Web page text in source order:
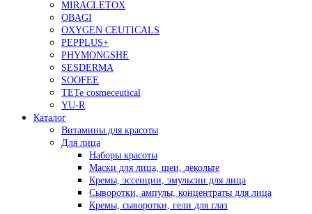
MIRACLETOX
OBAGI
OXYGEN CEUTICALS
PEPPLUS+
PHYMONGSHE
SESDERMA
SOOFEE
TETe cosmeceutical
YU-R
Каталог
Витамины для красоты
Для лица
Наборы красоты
Маски для лица, шеи, декольте
Кремы, эссенции, эмульсии для лица
Сыворотки, ампулы, концентраты для лица
Кремы, сыворотки, гели для глаз